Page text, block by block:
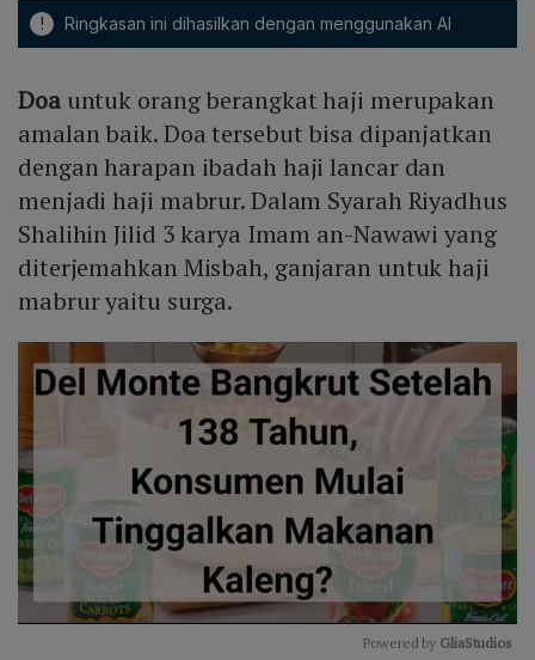
! Ringkasan ini dihasilkan dengan menggunakan AI
Doa untuk orang berangkat haji merupakan
amalan baik. Doa tersebut bisa dipanjatkan
dengan harapan ibadah haji lancar dan
menjadi haji mabrur. Dalam Syarah Riyadhus
Shalihin Jilid 3 karya Imam an-Nawawi yang
diterjemahkan Misbah, ganjaran untuk haji
mabrur yaitu surga.
Powered by GliaStudios